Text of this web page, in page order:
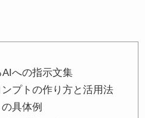
への指示文集
プトの作り方と活用法
具体例